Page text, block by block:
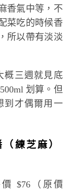
香氣中等，不
菜吃的時候香
所以帶有淡淡
概三週就見底
划算。但
到才偶爾用一
練芝麻）
$76（原價